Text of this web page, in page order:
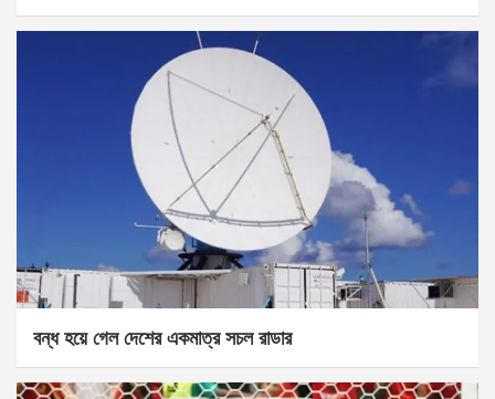
বন্ধ হয়ে গেল দেশের একমাত্র সচল রাডার